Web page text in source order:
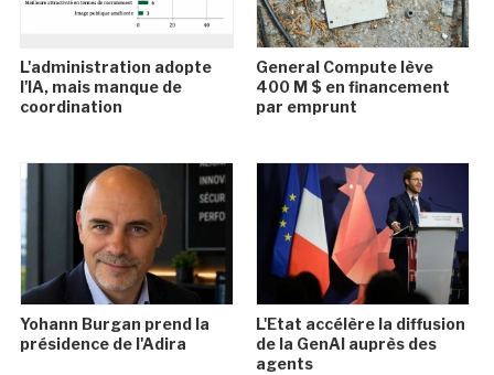
L'administration adopte
l'IA, mais manque de
coordination
General Compute lève
400 M $ en financement
par emprunt
Yohann Burgan prend la
présidence de l'Adira
L'Etat accélère la diffusion
de la GenAI auprès des
agents